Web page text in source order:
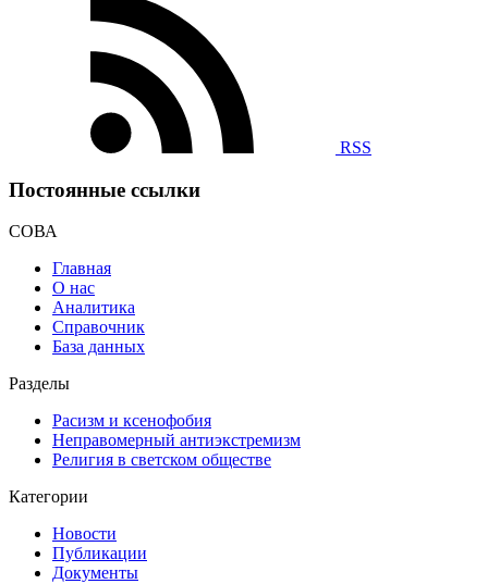
RSS
Постоянные ссылки
СОВА
Главная
О нас
Аналитика
Справочник
База данных
Разделы
Расизм и ксенофобия
Неправомерный антиэкстремизм
Религия в светском обществе
Категории
Новости
Публикации
Документы